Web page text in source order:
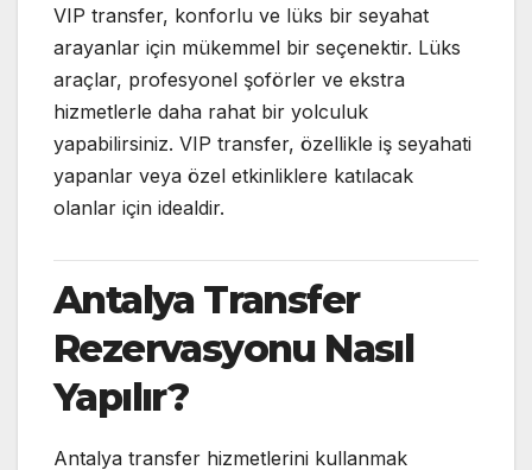
VIP transfer, konforlu ve lüks bir seyahat
arayanlar için mükemmel bir seçenektir. Lüks
araçlar, profesyonel şoförler ve ekstra
hizmetlerle daha rahat bir yolculuk
yapabilirsiniz. VIP transfer, özellikle iş seyahati
yapanlar veya özel etkinliklere katılacak
olanlar için idealdir.
Antalya Transfer
Rezervasyonu Nasıl
Yapılır?
Antalya transfer hizmetlerini kullanmak